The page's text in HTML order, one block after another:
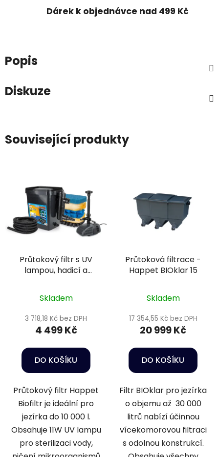
Dárek k objednávce nad 499 Kč
Popis
Diskuze
Související produkty
Průtokový filtr s UV
lampou, hadicí a
Skladem
3 718,18 Kč bez DPH
4 499 Kč
DO KOŠÍKU
Průtokový filtr Happet
Biofiltr je ideální pro
jezírka do 10 000 l.
Obsahuje 11W UV lampu
pro sterilizaci vody,
Průtoková filtrace -
Happet BIOklar 15
Skladem
17 354,55 Kč bez DPH
20 999 Kč
DO KOŠÍKU
Filtr BIOklar pro jezírka
o objemu až 30 000
litrů nabízí účinnou
vícekomorovou filtraci
s odolnou konstrukcí.